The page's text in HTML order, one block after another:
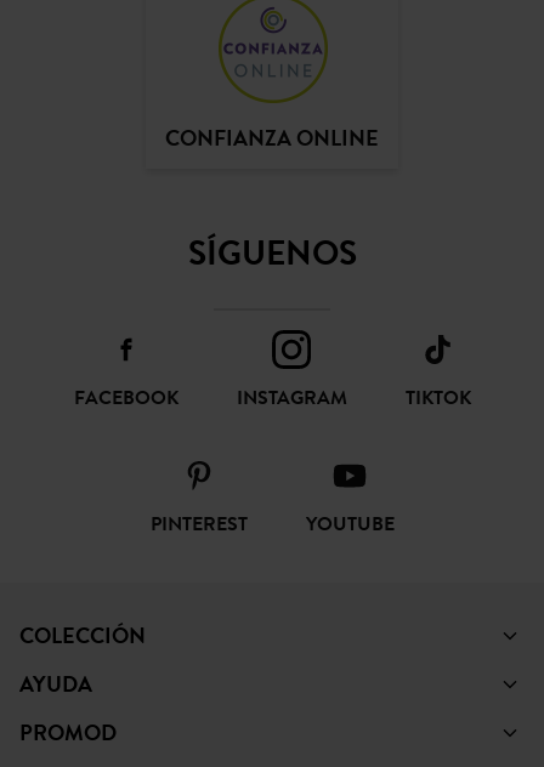
CONFIANZA ONLINE
SÍGUENOS
FACEBOOK INSTAGRAM TIKTOK
PINTEREST YOUTUBE
COLECCIÓN
AYUDA
PROMOD